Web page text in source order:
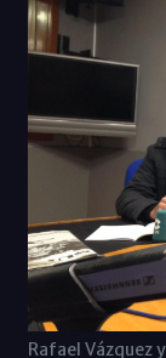
Rafael Vázquez